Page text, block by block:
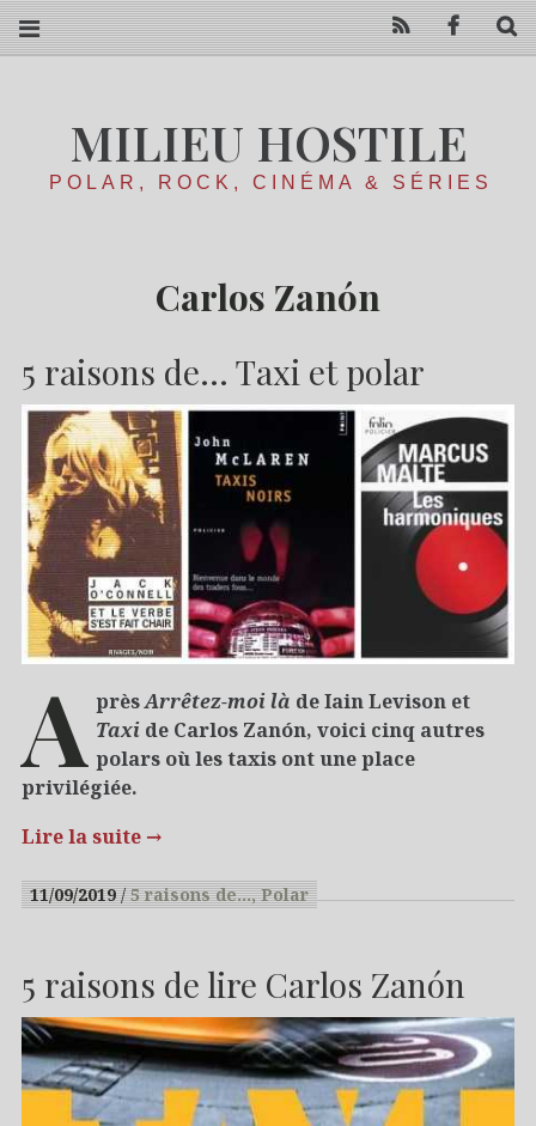
MILIEU HOSTILE
POLAR, ROCK, CINÉMA & SÉRIES
Carlos Zanón
5 raisons de… Taxi et polar
A prèsArrêtez-moi là de Iain Levison et
Taxide Carlos Zanón, voici cinq autres
polars où les taxis ont une place
privilégiée.
Lire la suite →
11/09/2019 5 raisons de… Polar
5 raisons de lire Carlos Zanón
RSS